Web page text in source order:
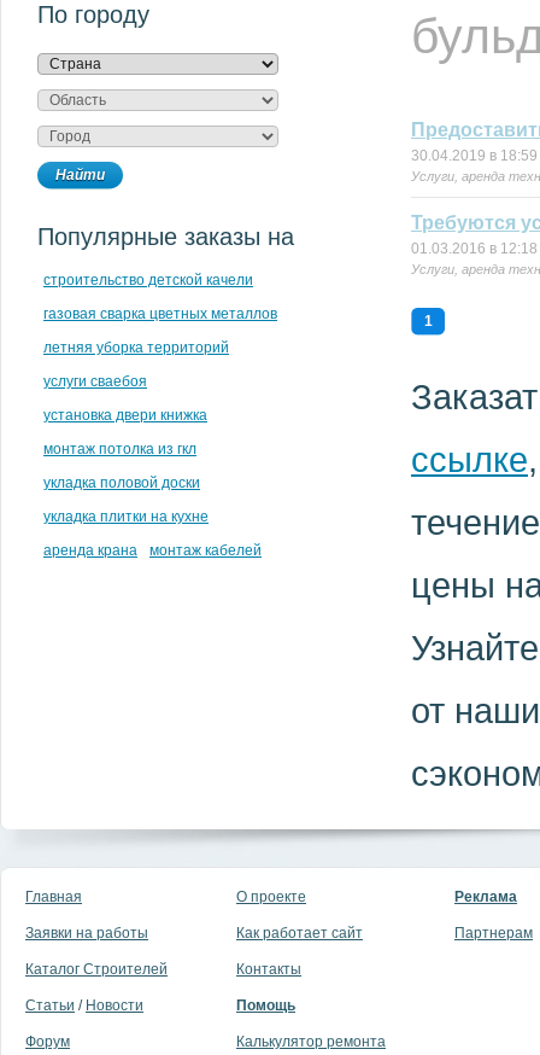
По городу
Популярные заказы на
строительство детской качели
газовая сварка цветных металлов
летняя уборка территорий
услуги сваебоя
установка двери книжка
монтаж потолка из гкл
укладка половой доски
укладка плитки на кухне
аренда крана
монтаж кабелей
30.04.2019 в 18:59
Услуги, аренда
Требуются
01.03.2016 в 12:18
Услуги, аренда
1
ссылке
цены
от
Главная
Заявки на работы
Каталог Строителей
Статьи / Новости
Форум
О проекте
Как работает сайт
Контакты
Помощь
Калькулятор ремонта
Реклама
Партнерам